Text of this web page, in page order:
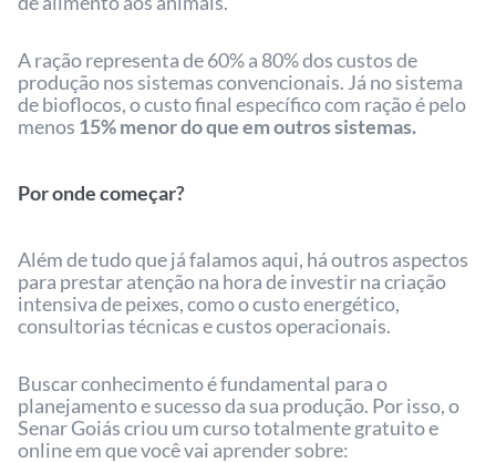
A ração representa de 60% a 80% dos custos de
produção nos sistemas convencionais. Já no sistema
de bioflocos, o custo final específico com ração é pelo
menos 15% menor do que em outros sistemas.
Por onde começar?
Além de tudo que já falamos aqui, há outros aspectos
para prestar atenção na hora de investir na criação
intensiva de peixes, como o custo energético,
consultorias técnicas e custos operacionais.
Buscar conhecimento é fundamental para o
planejamento e sucesso da sua produção. Por isso, o
Senar Goiás criou um curso totalmente gratuito e
online em que você vai aprender sobre: